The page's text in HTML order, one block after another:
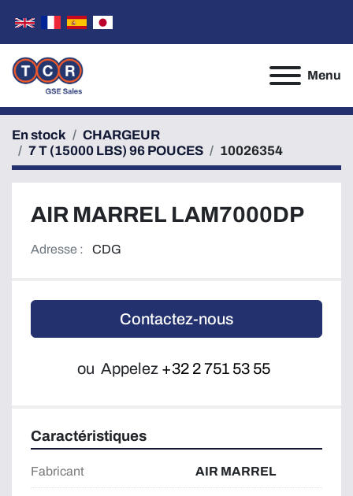
Menu
En stock
CHARGEUR
7 T (15000 LBS) 96 POUCES
10026354
AIR MARREL LAM7000DP
Adresse : CDG
Contactez-nous
ou Appelez +32 2 751 53 55
Caractéristiques
Fabricant AIR MARREL